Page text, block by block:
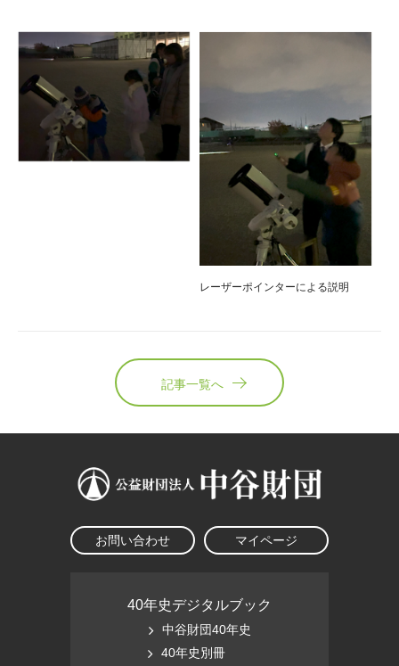
レーザーポインターによる説明
記事一覧へ
お問い合わせ マイページ
40年史デジタルブック
中谷財団40年史
40年史別冊